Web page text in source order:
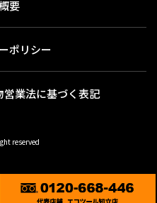
要
ポリシー
業法に基づく表記
reserved